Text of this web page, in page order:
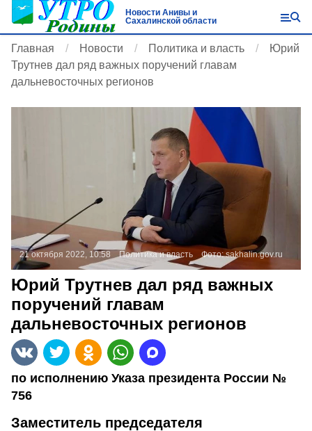
Новости Анивы и
Сахалинской области
Главная Новости Политика и власть
Юрий
Трутнев дал ряд важных поручений главам
дальневосточных регионов
21 октября 2022, 10:58 Политика и власть Фото:sakhalin.gov.ru
Юрий Трутнев дал ряд важных
поручений главам
дальневосточных регионов
по исполнению Указа президента России №
756
Заместитель председателя